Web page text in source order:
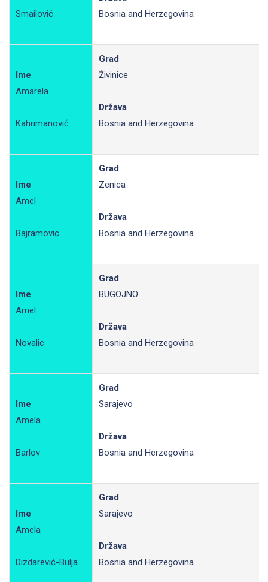
Smailović
Bosnia and Herzegovina
Ime
Amarela
Kahrimanović
Grad
Živinice
Država
Bosnia and Herzegovina
Ime
Amel
Bajramovic
Grad
Zenica
Država
Bosnia and Herzegovina
Ime
Amel
Novalic
Grad
BUGOJNO
Država
Bosnia and Herzegovina
Ime
Amela
Barlov
Grad
Sarajevo
Država
Bosnia and Herzegovina
Ime
Amela
Dizdarević-Bulja
Grad
Sarajevo
Država
Bosnia and Herzegovina